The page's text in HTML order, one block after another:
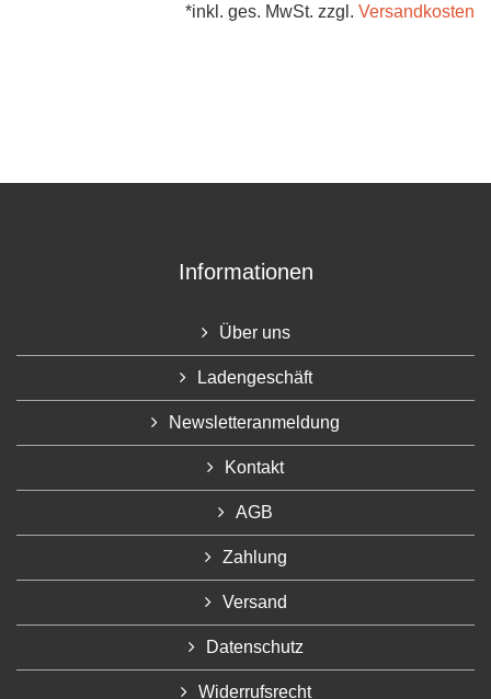
*inkl. ges. MwSt. zzgl. Versandkosten
Informationen
Über uns
Ladengeschäft
Newsletteranmeldung
Kontakt
AGB
Zahlung
Versand
Datenschutz
Widerrufsrecht